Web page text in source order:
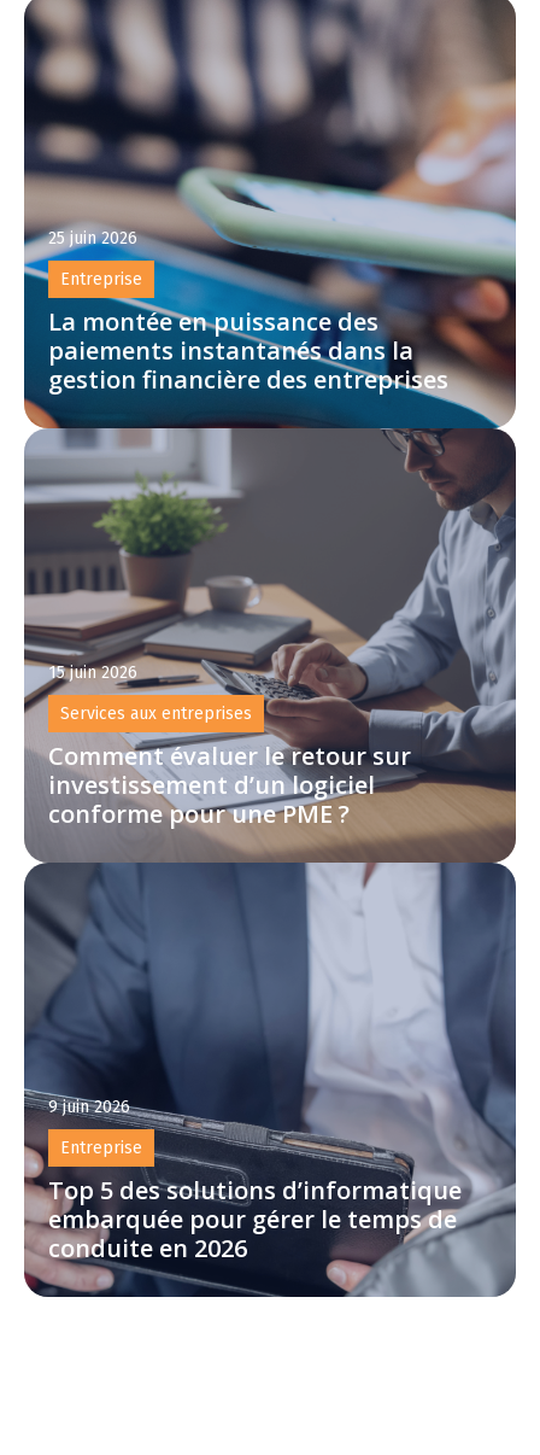
25 juin 2026
Entreprise
La montée en puissance des
paiements instantanés dans la
gestion financière des entreprises
15 juin 2026
Services aux entreprises
Comment évaluer le retour sur
investissement d’un logiciel
conforme pour une PME ?
9 juin 2026
Entreprise
Top 5 des solutions d’informatique
embarquée pour gérer le temps de
conduite en 2026